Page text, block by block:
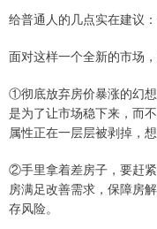
给普通人的几点实在建议
面对这样一个全新的市场
①彻底放弃房价暴涨的幻想
是为了让市场稳下来，而
属性正在一层层被剥掉，
②手里拿着差房子，要赶
房满足改善需求，保障房
存风险。